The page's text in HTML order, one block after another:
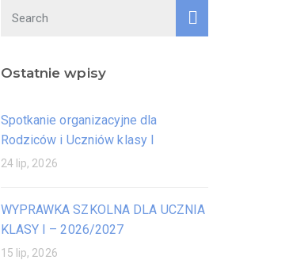
Ostatnie wpisy
Spotkanie organizacyjne dla
Rodziców i Uczniów klasy I
24 lip, 2026
WYPRAWKA SZKOLNA DLA UCZNIA
KLASY I – 2026/2027
15 lip, 2026